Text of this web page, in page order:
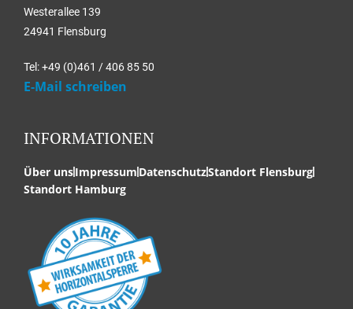
Westerallee 139
24941 Flensburg
Tel: +49 (0)461 / 406 85 50
E-Mail schreiben
INFORMATIONEN
Über unsImpressum DatenschutzStandort Flensburg
Standort Hamburg